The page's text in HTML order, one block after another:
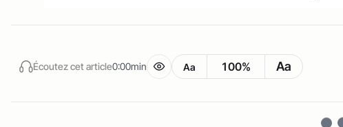
Écoutez cet article0:00min Aa 100% Aa